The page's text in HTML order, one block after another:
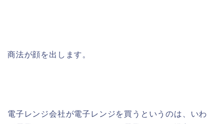
商法が顔を出します。
電子レンジ会社が電子レンジを買うというのは、いわ